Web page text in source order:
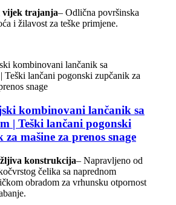
vijek trajanja– Odlična površinska
i žilavost za teške primjene.
kombinovani lančanik sa
| Teški lančani pogonski
za mašine za prenos snage
konstrukcija– Napravljeno od
čelika sa naprednom
obradom za vrhunsku otpornost